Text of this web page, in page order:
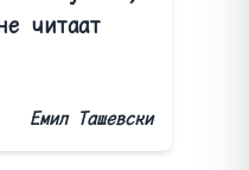
читаат
Емил Ташевски